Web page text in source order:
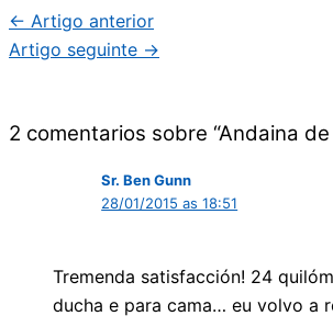
← Artigo anterior
Artigo seguinte →
2 comentarios sobre “Andaina
Sr. Ben Gunn
28/01/2015 as 18:51
Tremenda satisfacción! 24
ducha e para cama… eu volvo a